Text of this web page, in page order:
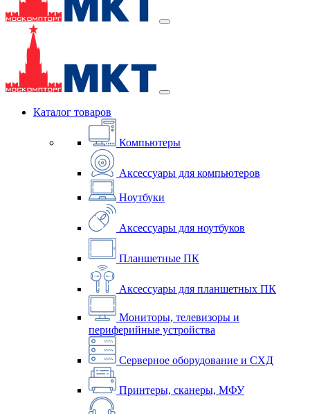
Каталог товаров
Компьютеры
Аксессуары для компьютеров
Ноутбуки
Аксессуары для ноутбуков
Планшетные ПК
Аксессуары для планшетных ПК
Мониторы, телевизоры и
периферийные устройства
Серверное оборудование и СХД
Принтеры, сканеры, МФУ